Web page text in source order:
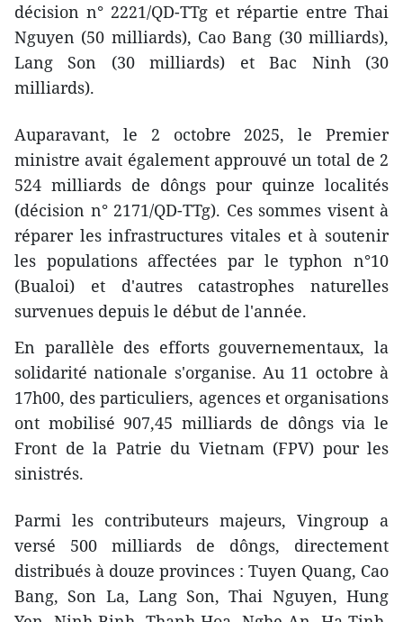
décision n° 2221/QD-TTg et répartie entre Thai
Nguyen (50 milliards), Cao Bang (30 milliards),
Lang Son (30 milliards) et Bac Ninh (30
milliards).
Auparavant, le 2 octobre 2025, le Premier
ministre avait également approuvé un total de 2
524 milliards de dôngs pour quinze localités
(décision n° 2171/QD-TTg). Ces sommes visent à
réparer les infrastructures vitales et à soutenir
les populations affectées par le typhon n°10
(Bualoi) et d'autres catastrophes naturelles
survenues depuis le début de l'année.
En parallèle des efforts gouvernementaux, la
solidarité nationale s'organise. Au 11 octobre à
17h00, des particuliers, agences et organisations
ont mobilisé 907,45 milliards de dôngs via le
Front de la Patrie du Vietnam (FPV) pour les
sinistrés.
Parmi les contributeurs majeurs, Vingroup a
versé 500 milliards de dôngs, directement
distribués à douze provinces : Tuyen Quang, Cao
Bang, Son La, Lang Son, Thai Nguyen, Hung